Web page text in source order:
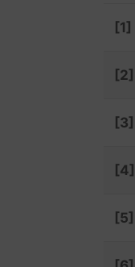
[1]
[2]
[3]
[4]
[5]